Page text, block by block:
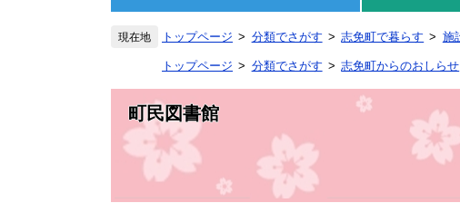
トップページ 分類でさがす 志免町で暮らす 施
トップページ 分類でさがす 志免町からのおしらせ
町民図書館